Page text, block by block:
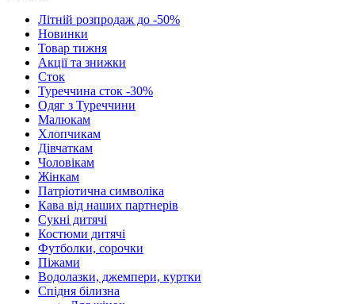
Літній розпродаж до -50%
Новинки
Товар тижня
Акції та знижки
Сток
Туреччина сток -30%
Одяг з Туреччини
Малюкам
Хлопчикам
Дівчаткам
Чоловікам
Жінкам
Патріотична символіка
Кава від наших партнерів
Сукні дитячі
Костюми дитячі
Футболки, сорочки
Піжами
Водолазки, джемпери, куртки
Спідня білизна